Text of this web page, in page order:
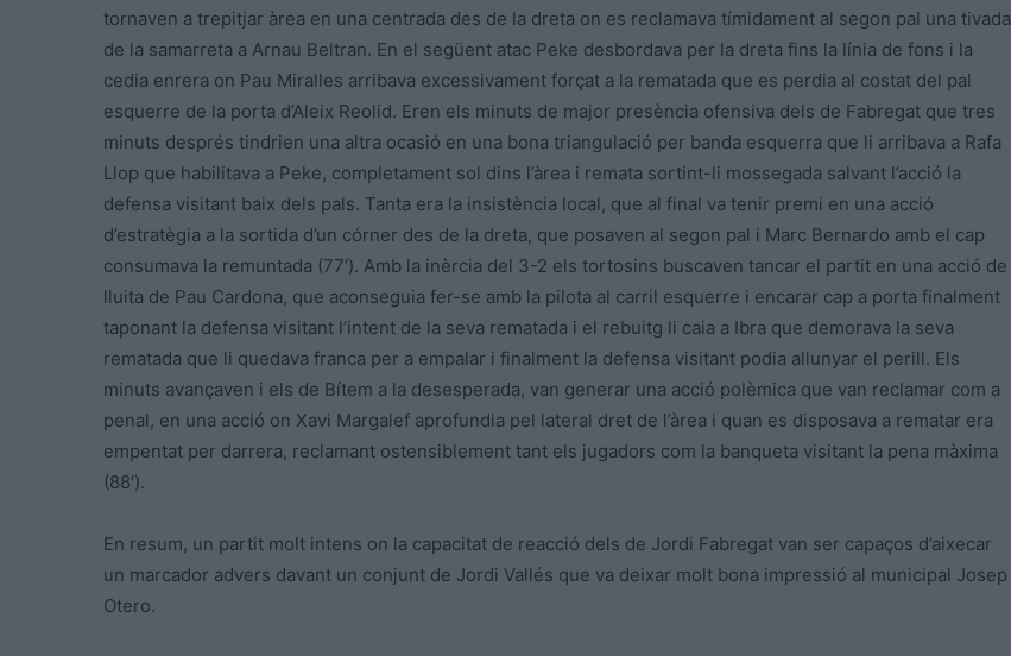
tornaven a trepitjar àrea en una centrada des de la dreta on es reclamava tímidament al segon pal una tivada
de la samarreta a Arnau Beltran. En el següent atac Peke desbordava per la dreta fins la línia de fons i la
cedia enrera on Pau Miralles arribava excessivament forçat a la rematada que es perdia al costat del pal
esquerre de la porta d’Aleix Reolid. Eren els minuts de major presència ofensiva dels de Fabregat que tres
minuts després tindrien una altra ocasió en una bona triangulació per banda esquerra que li arribava a Rafa
Llop que habilitava a Peke, completament sol dins l’àrea i remata sortint-li mossegada salvant l’acció la
defensa visitant baix dels pals. Tanta era la insistència local, que al final va tenir premi en una acció
d’estratègia a la sortida d’un córner des de la dreta, que posaven al segon pal i Marc Bernardo amb el cap
consumava la remuntada (77′). Amb la inèrcia del 3-2 els tortosins buscaven tancar el partit en una acció de
lluita de Pau Cardona, que aconseguia fer-se amb la pilota al carril esquerre i encarar cap a porta finalment
taponant la defensa visitant l’intent de la seva rematada i el rebuitg li caia a Ibra que demorava la seva
rematada que li quedava franca per a empalar i finalment la defensa visitant podia allunyar el perill. Els
minuts avançaven i els de Bítem a la desesperada, van generar una acció polèmica que van reclamar com a
penal, en una acció on Xavi Margalef aprofundia pel lateral dret de l’àrea i quan es disposava a rematar era
empentat per darrera, reclamant ostensiblement tant els jugadors com la banqueta visitant la pena màxima
(88′).
En resum, un partit molt intens on la capacitat de reacció dels de Jordi Fabregat van ser capaços d’aixecar
un marcador advers davant un conjunt de Jordi Vallés que va deixar molt bona impressió al municipal Josep
Otero.